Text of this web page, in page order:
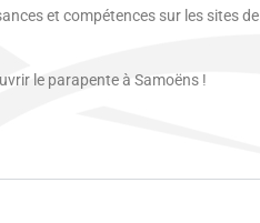
et compétences sur les sites de
le parapente à Samoëns !